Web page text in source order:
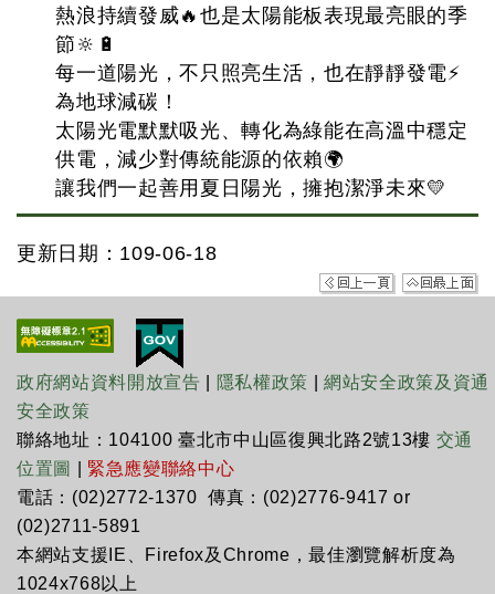
熱浪持續發威🔥也是太陽能板表現最亮眼的季
節🔆🔋
每一道陽光，不只照亮生活，也在靜靜發電⚡
為地球減碳！
太陽光電默默吸光、轉化為綠能在高溫中穩定
供電，減少對傳統能源的依賴🌍
讓我們一起善用夏日陽光，擁抱潔淨未來💛
更新日期：109-06-18
政府網站資料開放宣告 隱私權政策 |網站安全政策及資通
安全政策
聯絡地址：104100 臺北市中山區復興北路2號13樓 交通
位置圖
緊急應變聯絡中心
電話：(02)2772-1370 傳真：(02)2776-9417 or
(02)2711-5891
本網站支援IE、Firefox及Chrome，最佳瀏覽解析度為
1024x768以上